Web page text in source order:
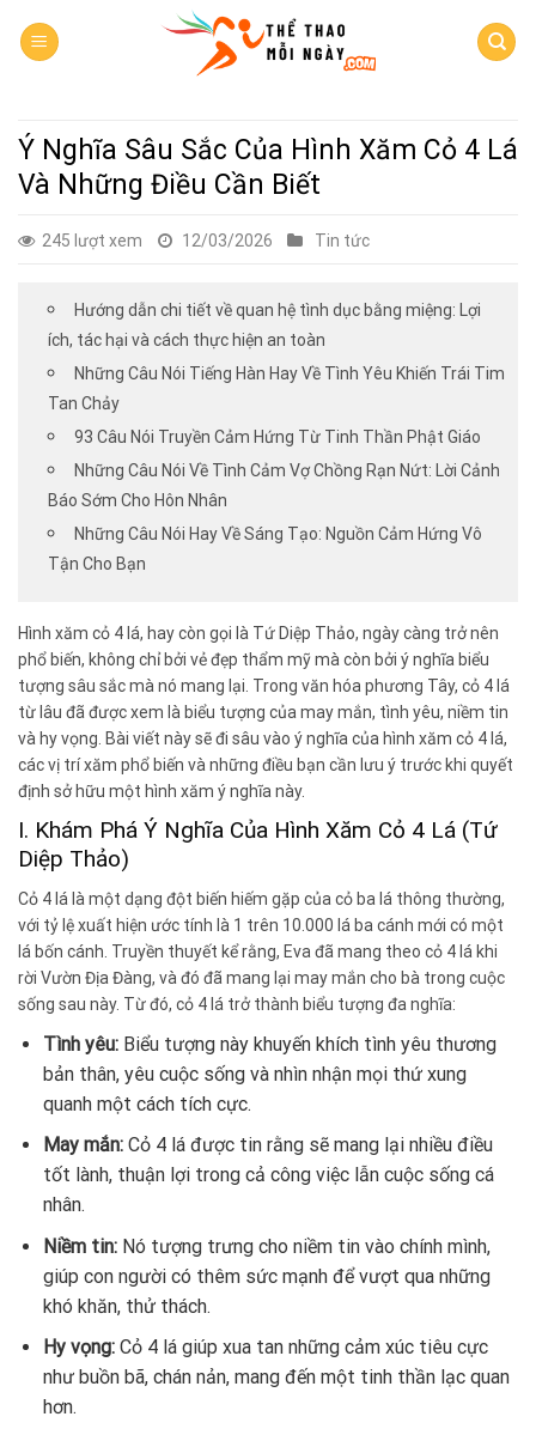
Ý Nghĩa Sâu Sắc Của Hình Xăm Cỏ 4 Lá
Và Những Điều Cần Biết
245 lượt xem 12/03/2026 Tin tức
Hướng dẫn chi tiết về quan hệ tình dục bằng miệng: Lợi
ích, tác hại và cách thực hiện an toàn
Những Câu Nói Tiếng Hàn Hay Về Tình Yêu Khiến Trái Tim
Tan Chảy
93 Câu Nói Truyền Cảm Hứng Từ Tinh Thần Phật Giáo
Những Câu Nói Về Tình Cảm Vợ Chồng Rạn Nứt: Lời Cảnh
Báo Sớm Cho Hôn Nhân
Những Câu Nói Hay Về Sáng Tạo: Nguồn Cảm Hứng Vô
Tận Cho Bạn
Hình xăm cỏ 4 lá, hay còn gọi là Tứ Diệp Thảo, ngày càng trở nên
phổ biến, không chỉ bởi vẻ đẹp thẩm mỹ mà còn bởi ý nghĩa biểu
tượng sâu sắc mà nó mang lại. Trong văn hóa phương Tây, cỏ 4 lá
từ lâu đã được xem là biểu tượng của may mắn, tình yêu, niềm tin
và hy vọng. Bài viết này sẽ đi sâu vào ý nghĩa của hình xăm cỏ 4 lá,
các vị trí xăm phổ biến và những điều bạn cần lưu ý trước khi quyết
định sở hữu một hình xăm ý nghĩa này.
I. Khám Phá Ý Nghĩa Của Hình Xăm Cỏ 4 Lá (Tứ
Diệp Thảo)
Cỏ 4 lá là một dạng đột biến hiếm gặp của cỏ ba lá thông thường,
với tỷ lệ xuất hiện ước tính là 1 trên 10.000 lá ba cánh mới có một
lá bốn cánh. Truyền thuyết kể rằng, Eva đã mang theo cỏ 4 lá khi
rời Vườn Địa Đàng, và đó đã mang lại may mắn cho bà trong cuộc
sống sau này. Từ đó, cỏ 4 lá trở thành biểu tượng đa nghĩa:
Tình yêu:Biểu tượng này khuyến khích tình yêu thương
bản thân, yêu cuộc sống và nhìn nhận mọi thứ xung
quanh một cách tích cực.
May mắn:Cỏ 4 lá được tin rằng sẽ mang lại nhiều điều
tốt lành, thuận lợi trong cả công việc lẫn cuộc sống cá
nhân.
Niềm tin:Nó tượng trưng cho niềm tin vào chính mình,
giúp con người có thêm sức mạnh để vượt qua những
khó khăn, thử thách.
Hy vọng:Cỏ 4 lá giúp xua tan những cảm xúc tiêu cực
như buồn bã, chán nản, mang đến một tinh thần lạc quan
hơn.